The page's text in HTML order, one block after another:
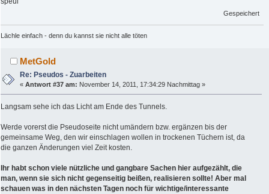
Gespeichert
Lächle einfach - denn du kannst sie nicht alle töten
MetGold
Re: Pseudos - Zuarbeiten
«Antwort #37 am: November 14, 2011, 17:34:29 Nachmittag »
Langsam sehe ich das Licht am Ende des Tunnels.
Werde vorerst die Pseudoseite nicht umändern bzw. ergänzen bis der
gemeinsame Weg, den wir einschlagen wollen in trockenen Tüchern ist, da
die ganzen Änderungen viel Zeit kosten.
Ihr habt schon viele nützliche und gangbare Sachen hier aufgezählt, die
man, wenn sie sich nicht gegenseitig beißen, realisieren sollte! Aber mal
schauen was in den nächsten Tagen noch für wichtige/interessante